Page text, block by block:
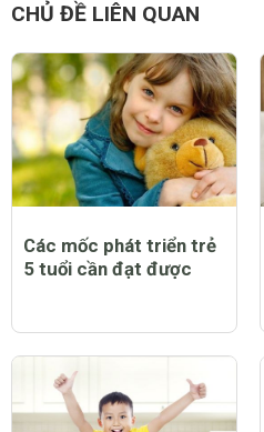
CHỦ ĐỀ LIÊN QUAN
Các mốc phát triển trẻ
5 tuổi cần đạt được